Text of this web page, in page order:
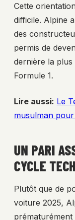
Cette
difficile. Alpine
des
permis de
dernière la plus
Formule 1.
Lire aussi: Le
musulman
UN PARI
CYCLE
Plutôt que de
voiture 2025,